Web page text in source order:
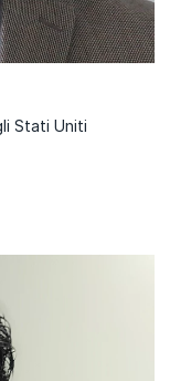
Stati Uniti